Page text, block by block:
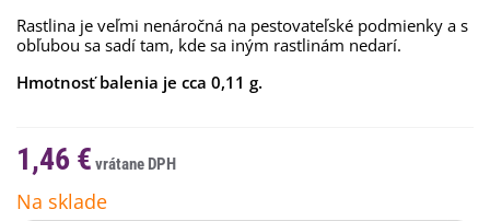
Rastlina je veľmi nenáročná na pestovateľské podmienky a s
obľubou sa sadí tam, kde sa iným rastlinám nedarí.
Hmotnosť balenia je cca 0,11 g.
1,46 €
Na sklade